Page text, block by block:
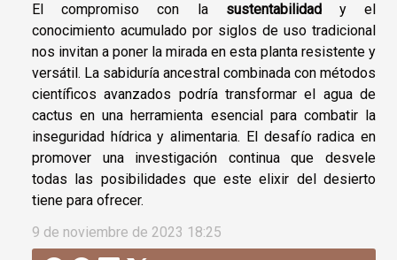
El compromiso con la sustentabilidady el
conocimiento acumulado por siglos de uso tradicional
nos invitan a poner la mirada en esta planta resistente y
versátil. La sabiduría ancestral combinada con métodos
científicos avanzados podría transformar el agua de
cactus en una herramienta esencial para combatir la
inseguridad hídrica y alimentaria. El desafío radica en
promover una investigación continua que desvele
todas las posibilidades que este elixir del desierto
tiene para ofrecer.
9 de noviembre de 2023 18:25